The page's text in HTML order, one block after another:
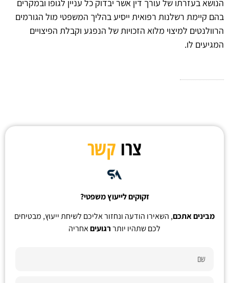
הנושא בעזרתו של עורך דין אשר יבדוק כל עניין לגופו ובמקרים
בהם קיימת רשלנות רפואית ייסיע בהליך המשפטי מול הגורמים
הרוולנטים למיצוי מלוא הזכויות של הנפגע וקבלת הפיצויים
המגיעים לו.
צרו קשר
זקוקים לייעוץ משפטי?
מבינים אתכם, השאירו הודעה ונחזור אליכם לשיחת ייעוץ, מבטיחים
לכם שתהיו יותררגועיםאחריה